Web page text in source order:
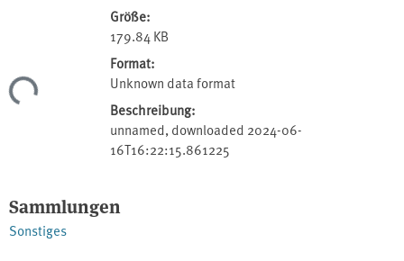
Lade...
Größe:
179.84 KB
Format:
Unknown data format
Beschreibung:
unnamed, downloaded 2024-06-
16T16:22:15.861225
Sammlungen
Sonstiges